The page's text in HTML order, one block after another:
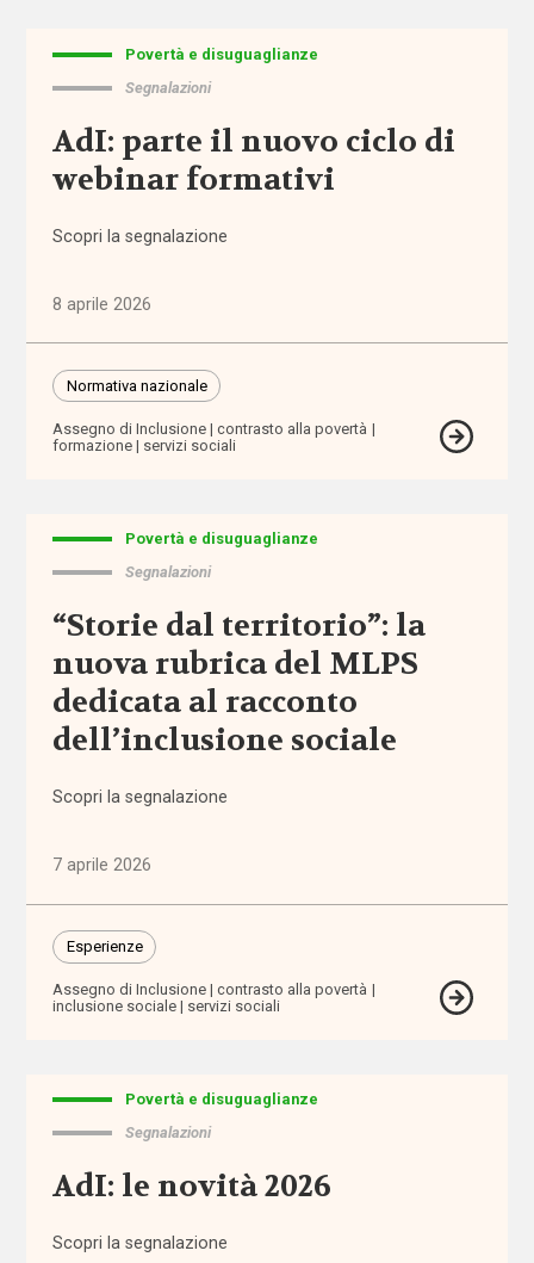
interne
aspettativa
di vita
Assegno
Inclusione
Assegno
familiari
assistenti
sociali
assistenza
domiciliare
assistenza
assistenza
sanitaria
scolastica
sociosanitaria
assistenza
Povertà e disuguaglianze
Segnalazioni
AdI: parte il nuovo ciclo di
webinar formativi
Scopri la segnalazione
8 aprile 2026
Normativa nazionale
Assegno di Inclusione
contrasto alla povertà
formazione
servizi sociali
Povertà e disuguaglianze
Segnalazioni
“Storie dal territorio”: la
nuova rubrica del MLPS
dedicata al racconto
dell’inclusione sociale
Scopri la segnalazione
7 aprile 2026
Esperienze
Assegno di Inclusione
contrasto alla povertà
inclusione sociale
servizi sociali
Povertà e disuguaglianze
Segnalazioni
AdI: le novità 2026
Scopri la segnalazione